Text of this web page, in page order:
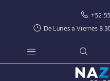
+52
De Lunes a Viernes